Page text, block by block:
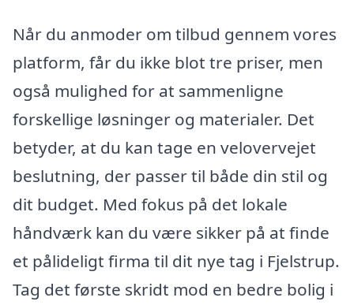
Når du anmoder om tilbud gennem vores
platform, får du ikke blot tre priser, men
også mulighed for at sammenligne
forskellige løsninger og materialer. Det
betyder, at du kan tage en velovervejet
beslutning, der passer til både din stil og
dit budget. Med fokus på det lokale
håndværk kan du være sikker på at finde
et pålideligt firma til dit nye tag i Fjelstrup.
Tag det første skridt mod en bedre bolig i